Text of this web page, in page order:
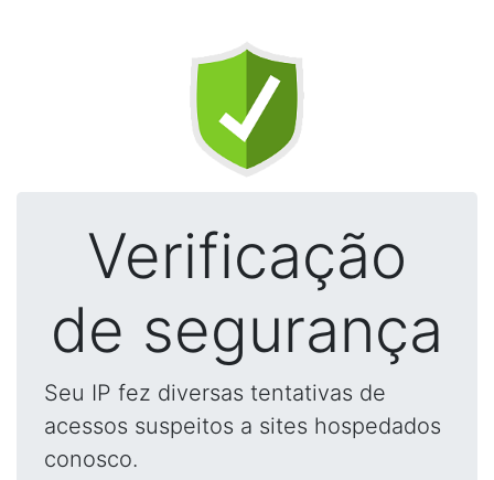
Verificação
de segurança
Seu IP fez diversas tentativas de
acessos suspeitos a sites hospedados
conosco.